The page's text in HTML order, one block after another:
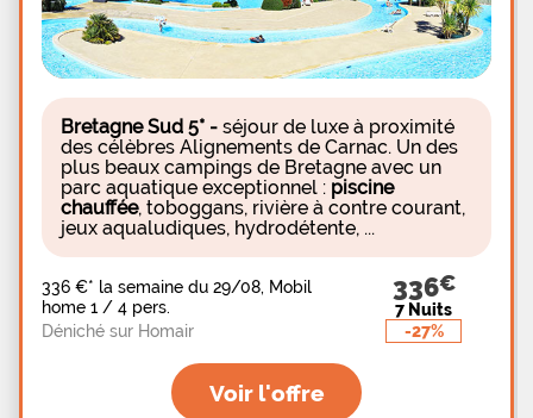
visitez la charmante commune de Rochefort en
Terre, classée parmi les plus beaux villages de
France et, un peu plus loin, partez à la découverte
de la belle cité de Vannes pour ses remparts et ses
ruelles
Bretagne Sud 5* - séjour de luxe à proximité
des célèbres Alignements de Carnac. Un des
plus beaux campings de Bretagne avec un
parc aquatique exceptionnel : piscine
chauffée, toboggans, rivière à contre courant,
jeux aqualudiques, hydrodétente, ...
336 €* la semaine du 29/08, Mobil
home 1 / 4 pers.
Déniché sur Homair
336
7 Nuits
-27%
Voir l'offre